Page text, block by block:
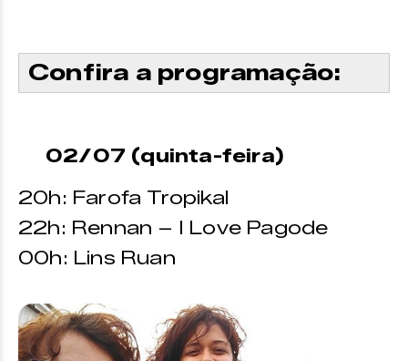
Confira a programação:
02/07 (quinta-feira)
20h: Farofa Tropikal
22h: Rennan – I Love Pagode
00h: Lins Ruan